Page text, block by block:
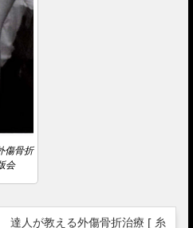
傷骨折
会
達人が教える外傷骨折治療 [ 糸